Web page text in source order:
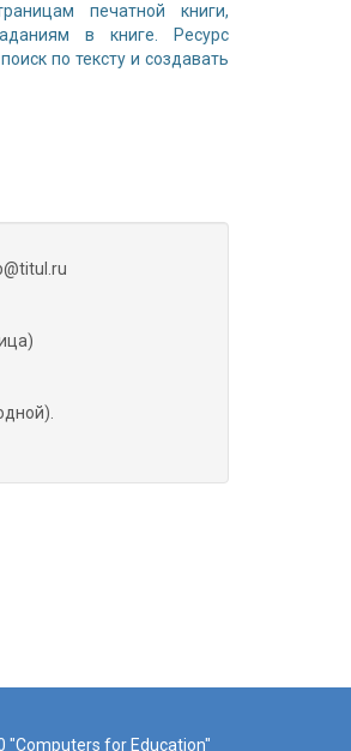
печатной книги,
в книге. Ресурс
по тексту и создавать
"Computers for Education"